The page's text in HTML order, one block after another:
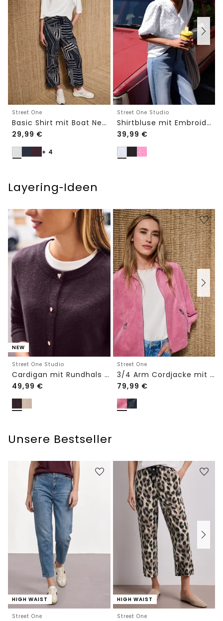
Street One
Basic Shirt mit Boat Neck und Elastikbund
29,99 €
+ 4
Street One Studio
Shirtbluse mit Embroidery-Front
39,99 €
Layering‑Ideen
NEW
Street One Studio
Cardigan mit Rundhals und Knöpfen
49,99 €
Street One
3/4 Arm Cordjacke mit Hemdkragen
79,99 €
Unsere Bestseller
HIGH WAIST
Street One
HIGH WAIST
Street One